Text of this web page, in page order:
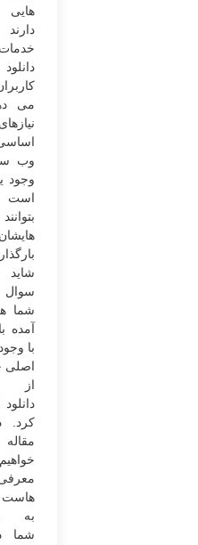
می
نیازهای
وب‌
وجود
شما
‌آمده
با
اصلی
از
کرد.
هاست
به
شما